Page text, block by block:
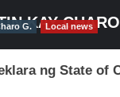
KAY
G. Local news
ng State of